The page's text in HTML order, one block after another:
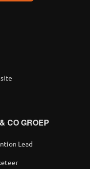
CO GROEP
Lead